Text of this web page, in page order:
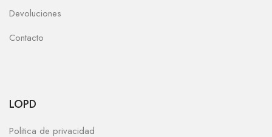
Devoluciones
Contacto
LOPD
Politica de privacidad